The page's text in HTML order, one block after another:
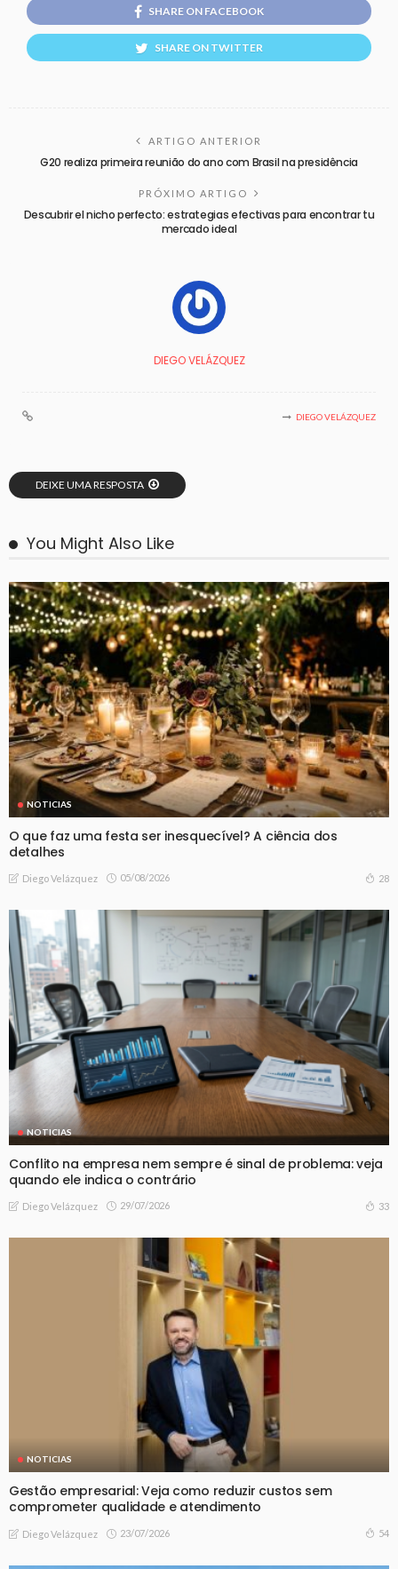
SHARE ON FACEBOOK
SHARE ON TWITTER
ARTIGO ANTERIOR
G20 realiza primeira reunião do ano com Brasil na presidência
PRÓXIMO ARTIGO
Descubrir el nicho perfecto: estrategias efectivas para encontrar tu
mercado ideal
DIEGO VELÁZQUEZ
DIEGO VELÁZQUEZ
DEIXE UMA RESPOSTA
You Might Also Like
NOTICIAS
O que faz uma festa ser inesquecível? A ciência dos
detalhes
Diego Velázquez 05/08/2026 28
NOTICIAS
Conflito na empresa nem sempre é sinal de problema: veja
quando ele indica o contrário
Diego Velázquez 29/07/2026 33
NOTICIAS
Gestão empresarial: Veja como reduzir custos sem
comprometer qualidade e atendimento
Diego Velázquez 23/07/2026 54